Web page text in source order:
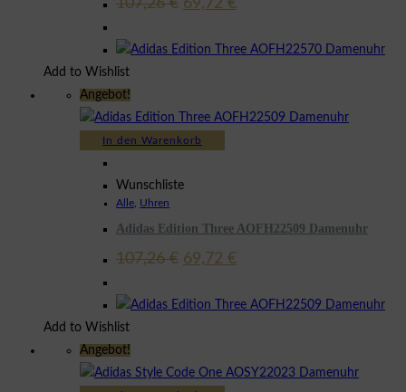
107,26€
107,26 €
69,72 €
69,72 €.
Add to Wishlist
Angebot!
In den Warenkorb
Wunschliste
Alle Uhren
Adidas Edition Three AOFH22509 Damenuhr
107,26€ Ursprünglicher
107,26 €
69,72 €Aktueller
69,72 €.
Add to Wishlist
Angebot!